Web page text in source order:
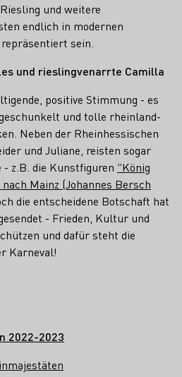
und weitere
endlich in modernen
sein.
und rieslingvenarrte Camilla
positive Stimmung - es
und tolle rheinland-
Neben der Rheinhessischen
und Juliane, reisten sogar
- z.B. die Kunstfiguren "König
Mainz (Johannes Bersch
die entscheidene Botschaft hat
- Frieden, Kultur und
und dafür steht die
Karneval!
2022-2023